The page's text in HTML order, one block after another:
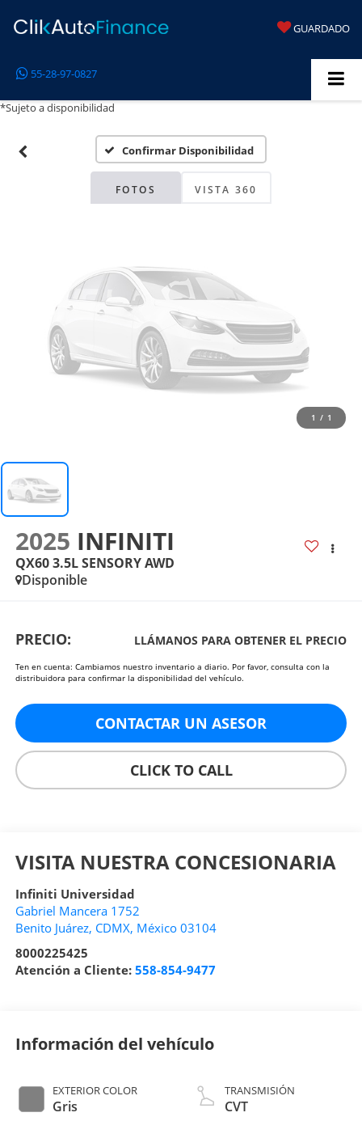
GUARDADO
55-28-97-0827
*Sujeto a disponibilidad
Confirmar Disponibilidad
FOTOS VISTA 360
Disponibles
Por favor, revise luego
1 / 1
2025 INFINITI
QX60 3.5L SENSORY AWD
Disponible
PRECIO: LLÁMANOS PARA OBTENER EL PRECIO
Ten en cuenta: Cambiamos nuestro inventario a diario. Por favor, consulta con la
distribuidora para confirmar la disponibilidad del vehículo.
CONTACTAR UN ASESOR
CLICK TO CALL
VISITA NUESTRA CONCESIONARIA
Infiniti Universidad
Gabriel Mancera 1752
Benito Juárez, CDMX, México 03104
8000225425
Atención a Cliente: 558-854-9477
Información del vehículo
EXTERIOR COLOR
Gris
TRANSMISIÓN
CVT